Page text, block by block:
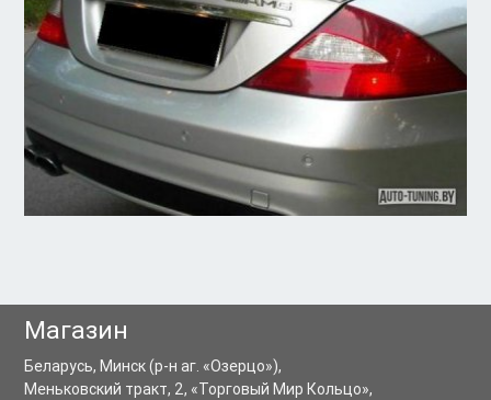
Магазин
Беларусь,Минск(р-н аг. «Озерцо»),
Меньковский тракт, 2, «Торговый Мир Кольцо»,